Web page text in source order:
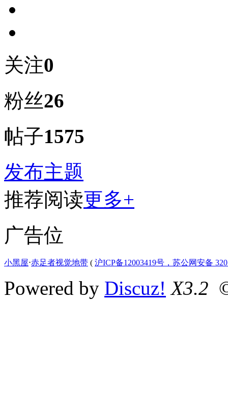
关注0
粉丝26
帖子1575
发布主题
推荐阅读更多+
广告位
小黑屋⋅赤足者视觉地带 ( 沪ICP备12003419号，苏公网安备
Powered by Discuz! X3.2